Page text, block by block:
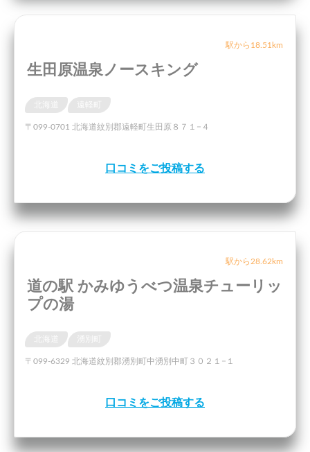
駅から18.51km
生田原温泉ノースキング
〒099-0701 北海道紋別郡遠軽町生田原８７１−４
口コミをご投稿する
駅から28.62km
道の駅 かみゆうべつ温泉チューリッ
プの湯
〒099-6329 北海道紋別郡湧別町中湧別中町３０２１−１
口コミをご投稿する